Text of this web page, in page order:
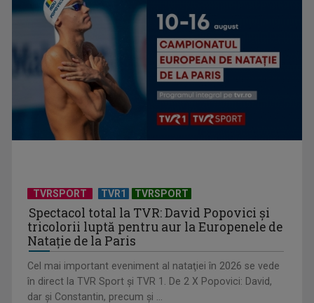
Universitatea de Vară, la Băile Tușnad | VIDEO
„Dansatoarea din umbră”, un thriller psihologic despre
loialitate și ...
TVRSPORT TVR1 TVRSPORT
Spectacol total la TVR: David Popovici și
tricolorii luptă pentru aur la Europenele de
Natație de la Paris
Cel mai important eveniment al nataţiei în 2026 se vede
în direct la TVR Sport şi TVR 1. De 2 X Popovici: David,
dar şi Constantin, precum şi ...